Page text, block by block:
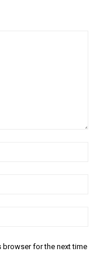
browser for the next time